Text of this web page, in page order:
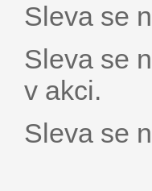
Sleva se
Sleva se
v akci.
Sleva se